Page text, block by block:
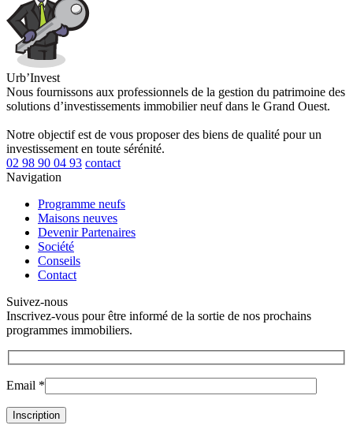
Urb’Invest
Nous fournissons aux professionnels de la gestion du patrimoine des
solutions d’investissements immobilier neuf dans le Grand Ouest.
Notre objectif est de vous proposer des biens de qualité pour un
investissement en toute sérénité.
02 98 90 04 93 contact
Navigation
Programme neufs
Maisons neuves
Devenir Partenaires
Société
Conseils
Contact
Suivez-nous
Inscrivez-vous pour être informé de la sortie de nos prochains
programmes immobiliers.
Email *